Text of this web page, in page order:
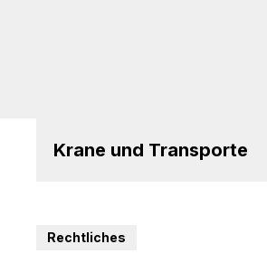
Krane und Transporte
Rechtliches